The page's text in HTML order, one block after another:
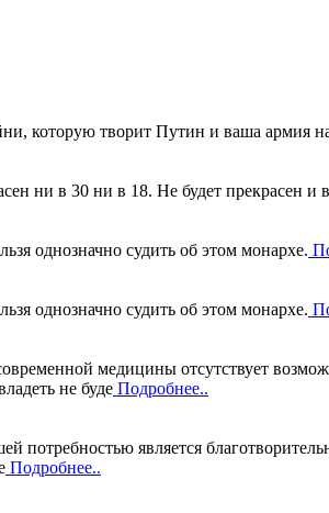
которую творит Путин и ваша армия
ни в 30 ни в 18. Не будет прекрасен
однозначно судить об этом монархе.
однозначно судить об этом монархе.
медицины отсутствует
не буде Подробнее..
потребностью является
Подробнее..